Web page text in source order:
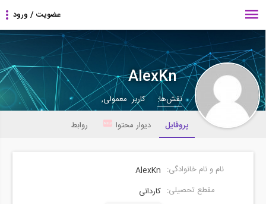
AlexKn
نقش‌ها:
کاربر معمولی,
پروفایل
دیوار محتوا روابط
نام و نام خانوادگی: AlexKn
مقطع تحصیلی: کاردانی